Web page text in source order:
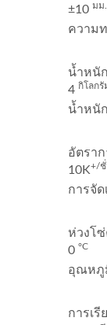
±10 มม.
ความ
น้ำหนั
4 กิโลกรั
น้ำหนั
อัตรา
10K+/ชั่
การจั
ห่วงโ
0 °C
อุณหภู
การเรี